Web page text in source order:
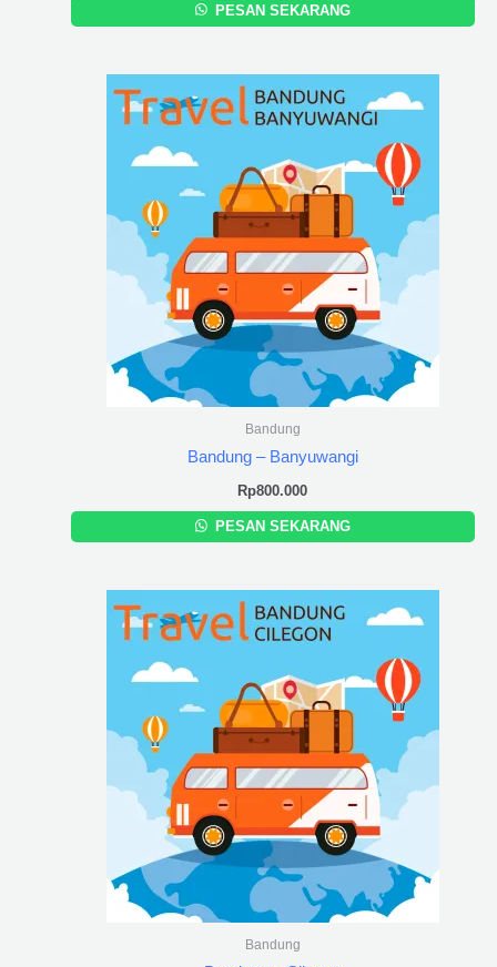
PESAN SEKARANG
Bandung
Bandung – Banyuwangi
Rp800.000
PESAN SEKARANG
Bandung